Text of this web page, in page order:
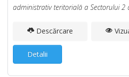
administrativ teritorială a Sectorului 2
Descărcare
Detalii